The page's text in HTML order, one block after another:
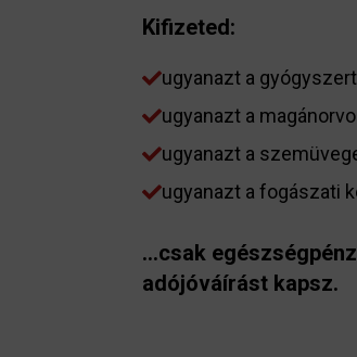
Kifizeted:
ugyanazt a gyógyszert
ugyanazt a
ugyanazt a
ugyanazt a fogászati
…csak
adójóváírást kapsz.